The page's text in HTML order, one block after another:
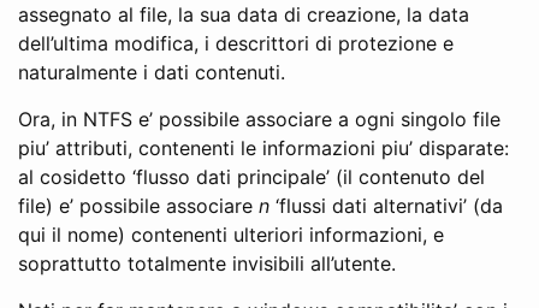
assegnato al file, la sua data di creazione, la data
dell’ultima modifica, i descrittori di protezione e
naturalmente i dati contenuti.
Ora, in NTFS e’ possibile associare a ogni singolo file
piu’ attributi, contenenti le informazioni piu’ disparate:
al cosidetto ‘flusso dati principale’ (il contenuto del
file) e’ possibile associare n ‘flussi dati alternativi’ (da
qui il nome) contenenti ulteriori informazioni, e
soprattutto totalmente invisibili all’utente.